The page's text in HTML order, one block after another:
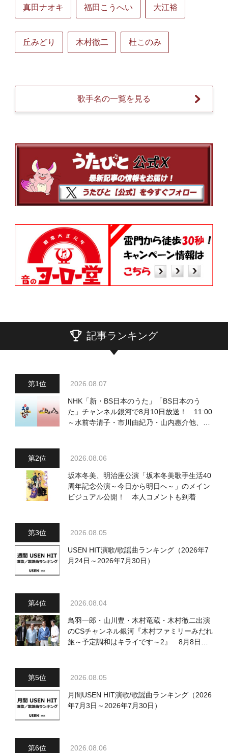
真田ナオキ 福田こうへい 大江裕
丘みどり 木村徹二 杜このみ
歌手名の一覧を見る
記事ランキング
2026.08.07
NHK「新・BS日本のうた」「BS日本のう
た」チャンネル銀河で8月10日放送！ 11:00
～水前寺清子・市川由紀乃・山内惠介他、
2026.08.06
坂本冬美、明治座公演「坂本冬美歌手生活40
周年記念公演～今日から明日へ～」のメイン
ビジュアル公開！ 本人コメントも到着
2026.08.05
USEN HIT演歌/歌謡曲ランキング（2026年7
月24日～2026年7月30日）
2026.08.04
鳥羽一郎・山川豊・木村竜蔵・木村徹二出演
のCSチャンネル銀河『木村ファミリーみだれ
旅～予定調和はキライです～2』 8月8日
2026.08.05
月間USEN HIT演歌/歌謡曲ランキング（2026
年7月3日～2026年7月30日）
2026.08.06